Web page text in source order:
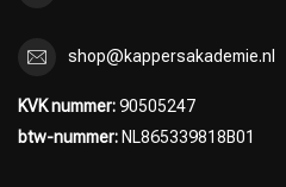
shop@kappersakademie.nl
KVK nummer:90505247
btw-nummer: NL865339818B01